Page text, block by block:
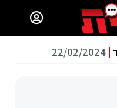
22/02/2024